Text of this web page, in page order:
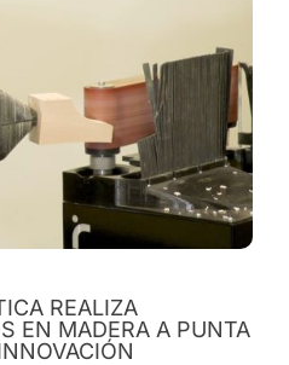
REALIZA
EN MADERA A PUNTA